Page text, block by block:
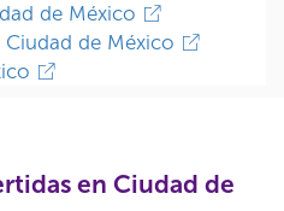
de México
Ciudad de México
en Ciudad de